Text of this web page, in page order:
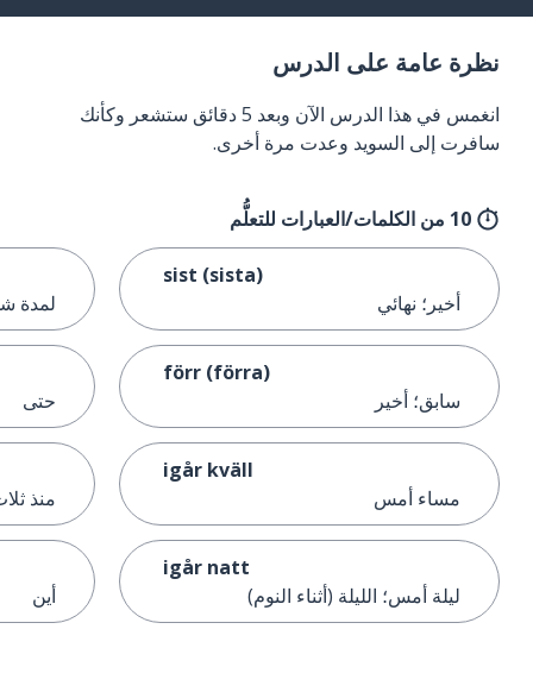
نظرة عامة على الدرس
انغمس في هذا الدرس الآن وبعد 5 دقائق ستشعر وكأنك
سافرت إلى السويد وعدت مرة أخرى.
10 من الكلمات/العبارات للتعلُّم
sist (sista)
أخير؛ نهائي
förr (förra)
سابق؛ أخير
igår kväll
مساء أمس
igår natt
ليلة أمس؛ الليلة (أثناء النوم)
لمدة
حتى
منذ
أين